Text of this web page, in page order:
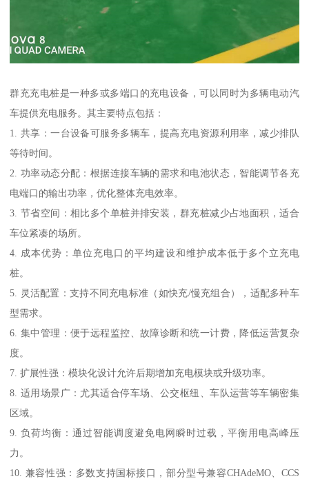
群充充电桩是一种多或多端口的充电设备，可以同时为多辆电动汽
车提供充电服务。其主要特点包括：
1. 共享：一台设备可服务多辆车，提高充电资源利用率，减少排队
等待时间。
2. 功率动态分配：根据连接车辆的需求和电池状态，智能调节各充
电端口的输出功率，优化整体充电效率。
3. 节省空间：相比多个单桩并排安装，群充桩减少占地面积，适合
车位紧凑的场所。
4. 成本优势：单位充电口的平均建设和维护成本低于多个立充电
桩。
5. 灵活配置：支持不同充电标准（如快充/慢充组合），适配多种车
型需求。
6. 集中管理：便于远程监控、故障诊断和统一计费，降低运营复杂
度。
7. 扩展性强：模块化设计允许后期增加充电模块或升级功率。
8. 适用场景广：尤其适合停车场、公交枢纽、车队运营等车辆密集
区域。
9. 负荷均衡：通过智能调度避免电网瞬时过载，平衡用电高峰压
力。
10. 兼容性强：多数支持国标接口，部分型号兼容CHAdeMO、CCS